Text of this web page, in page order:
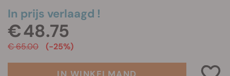
In prijs verlaagd !
€ 48.75
€ 65.00 (-25%)